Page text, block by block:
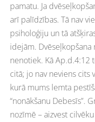
pamatu. Ja
arī palīdzības. Tā nav
psiholoģiju un tā
idejām.
nenotiek. Kā Ap.d.4:12
citā; jo nav neviens cits
kurā mums lemta
“nonākšanu Debesīs”.
nozīmē – aizvest